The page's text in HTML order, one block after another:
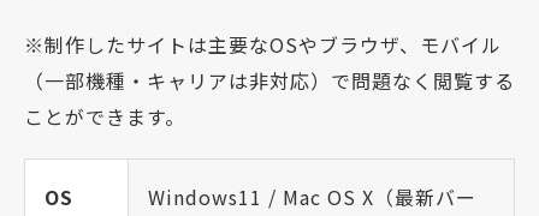
※制作したサイトは主要なOSやブラウザ、モバイル
（一部機種・キャリアは非対応）で問題なく閲覧する
ことができます。
OS
Windows11 / Mac OS X（最新バー